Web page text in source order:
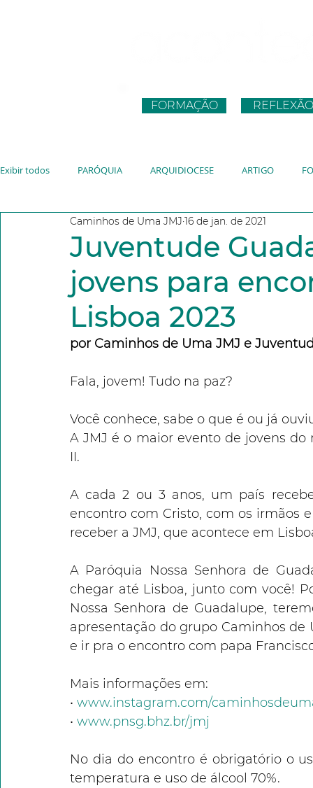
FORMAÇÃO REFLEXÃO
Exibir todos PARÓQUIA ARQUIDIOCESE ARTIGO
JUVENTUDE VATICANO JMJ
Juventude
jovens para
Lisboa 2023
Caminhos de Uma JMJ 16 de jan. de 2021
por Caminhos de Uma JMJ e
Fala, jovem! Tudo na paz?
Você conhece, sabe o que é ou já
A JMJ é o maior evento de jovens
II.
A cada 2 ou 3 anos, um país
encontro com Cristo, com os irmãos
receber a JMJ, que acontece em
A Paróquia Nossa Senhora de
chegar até Lisboa, junto com você!
Nossa Senhora de Guadalupe,
apresentação do grupo Caminhos
e ir pra o encontro com papa
Mais informações em:
• www.instagram.com/
• www.pnsg.bhz.br/jmj
No dia do encontro é obrigatório o
temperatura e uso de álcool 70%.